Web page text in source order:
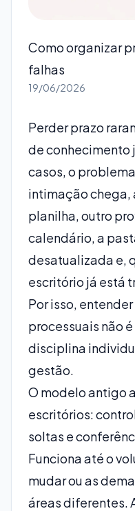
Como organizar
falhas
19/06/2026
Perder prazo
de conhecimento
casos, o
intimação chega,
planilha, outro
calendário, a
desatualizada e,
escritório já está
Por isso,
processuais não
disciplina
gestão.
O modelo antigo
escritórios:
soltas e
Funciona até o
mudar ou as
áreas diferentes.